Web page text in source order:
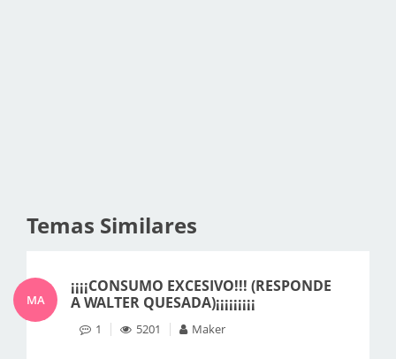
Temas Similares
MA
¡¡¡¡CONSUMO EXCESIVO!!! (RESPONDE
A WALTER QUESADA)¡¡¡¡¡¡¡¡¡
1 5201 Maker